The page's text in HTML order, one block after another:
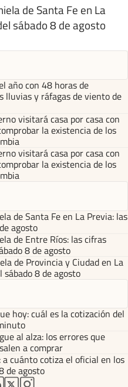
de Santa Fe en La
sábado 8 de agosto
año con 48 horas de
y ráfagas de viento de
visitará casa por casa con
la existencia de los
visitará casa por casa con
la existencia de los
de Santa Fe en La Previa: las
agosto
de Entre Ríos: las cifras
8 de agosto
de Provincia y Ciudad en La
sábado 8 de agosto
hoy: cuál es la cotización del
al alza: los errores que
a comprar
a cuánto cotiza el oficial en los
de agosto
nueva pestaña
en nueva pestaña
abre en nueva pestaña
abre en nueva pestaña
abre en nueva pestaña